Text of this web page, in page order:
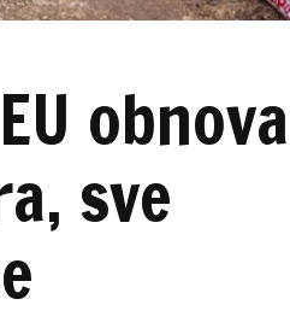
obnova
sve